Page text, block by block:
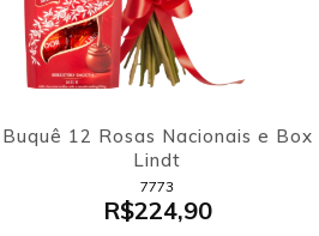
Buquê 12 Rosas Nacionais e Box
Lindt
7773
R$224,90